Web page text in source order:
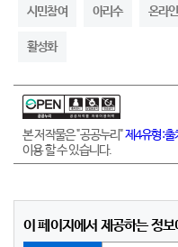
시민참여 아리수 온라인
활성화
본 저작물은 "공공누리"제4유형:출
이용 할 수 있습니다.
이 페이지에서 제공하는 정